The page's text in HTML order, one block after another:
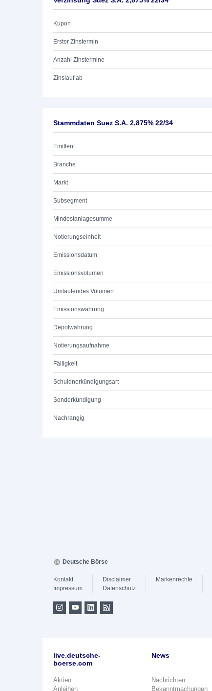
Kupon
Erster Zinstermin
Anzahl Zinstermine
Zinslauf ab
Stammdaten Suez S.A. 2,875% 22/34
Emittent
Branche
Markt
Subsegment
Mindestanlagesumme
Notierungseinheit
Emissionsdatum
Emissionsvolumen
Umlaufendes Volumen
Emissionswährung
Depotwährung
Notierungsaufnahme
Fälligkeit
Schuldnerkündigungsart
Sonderkündigung
Nachrangig
Deutsche Börse
Kontakt
Impressum
Disclaimer
Datenschutz
Markenrechte
live.deutsche-
boerse.com
Aktien
Anleihen
News
Nachrichten
Bekanntmachungen